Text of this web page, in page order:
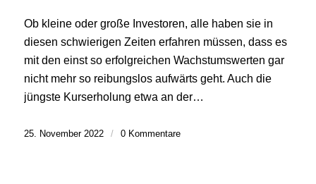
Ob kleine oder große Investoren, alle haben sie in
diesen schwierigen Zeiten erfahren müssen, dass es
mit den einst so erfolgreichen Wachstumswerten gar
nicht mehr so reibungslos aufwärts geht. Auch die
jüngste Kurserholung etwa an der…
25. November 2022 / 0 Kommentare